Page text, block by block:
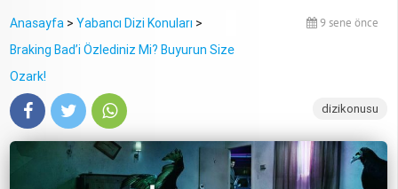
Anasayfa >Yabancı Dizi Konuları >
Braking Bad’i Özlediniz Mi? Buyurun Size
Ozark!
9 sene önce
dizikonusu